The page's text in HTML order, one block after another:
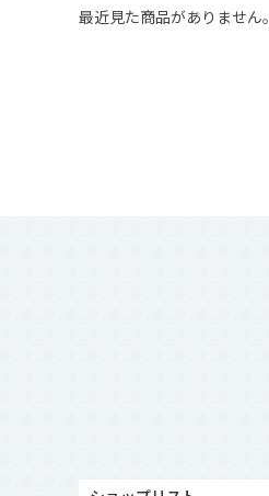
最近見た商品がありません。